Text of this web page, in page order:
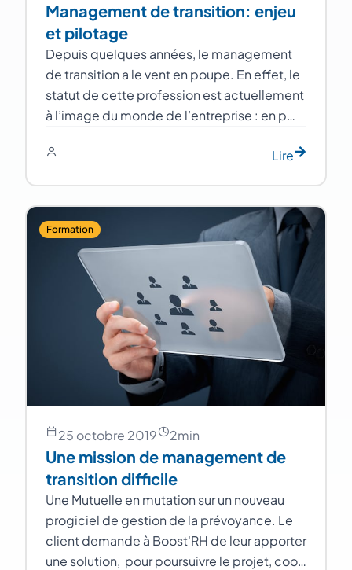
Management de transition: enjeu
et pilotage
Depuis quelques années, le management
de transition a le vent en poupe. En effet, le
statut de cette profession est actuellement
à l’image du monde de l’entreprise : en p…
Lire
Formation
25 octobre 2019 2min
Une mission de management de
transition difficile
Une Mutuelle en mutation sur un nouveau
progiciel de gestion de la prévoyance. Le
client demande à Boost'RH de leur apporter
une solution, pour poursuivre le projet, coo…